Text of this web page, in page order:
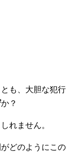
も、大胆な犯行
か？
れません。
どのようにこの